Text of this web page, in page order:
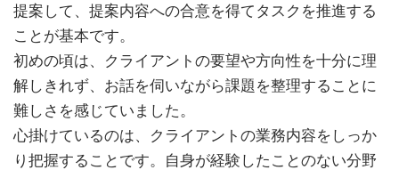
提案して、提案内容への合意を得てタスクを推進する
ことが基本です。
初めの頃は、クライアントの要望や方向性を十分に理
解しきれず、お話を伺いながら課題を整理することに
難しさを感じていました。
心掛けているのは、クライアントの業務内容をしっか
り把握することです。自身が経験したことのない分野